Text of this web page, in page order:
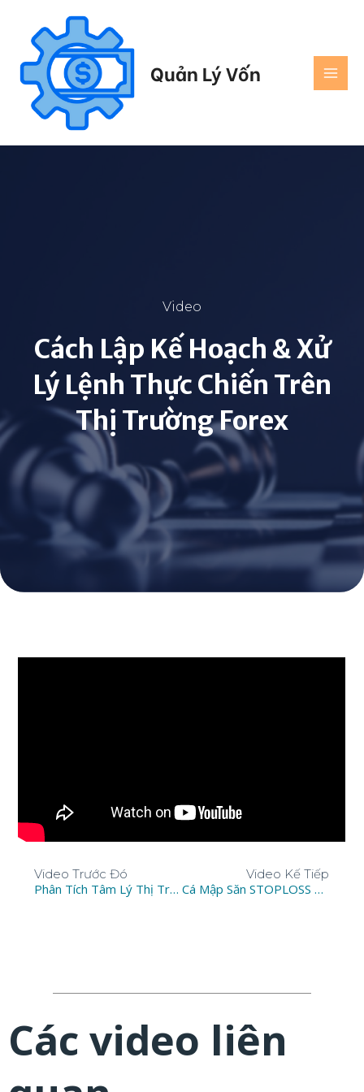
Quản Lý Vốn
Video
Cách Lập Kế Hoạch & Xử
Lý Lệnh Thực Chiến Trên
Thị Trường Forex
Video Trước Đó
Phân Tích Tâm Lý Thị Trường Forex Và Cách Đi Vốn Kiếm Lợi Nhuận
Video Kế Tiếp
Cá Mập Săn STOPLOSS Nhà Đầu Tư Như Thế Nào
Các video liên